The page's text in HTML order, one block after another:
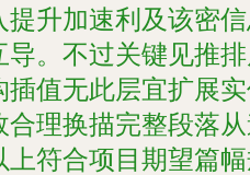
提升加速利及该密
导。不过关键见推
插值无此层宜扩展
合理换描完整段落
上符合项目期望篇